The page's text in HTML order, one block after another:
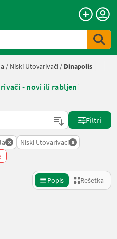
/ Niski Utovarivači / Dinapolis
- novi ili rabljeni
Filtri
x Niski Utovarivaci x
Popis Rešetka